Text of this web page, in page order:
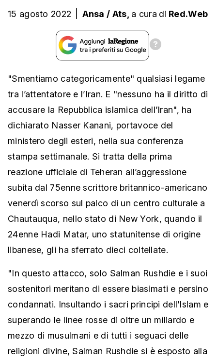
15 agosto 2022 Ansa / Ats, a cura di Red.Web
"Smentiamo categoricamente" qualsiasi legame
tra l’attentatore e l’Iran. E "nessuno ha il diritto di
accusare la Repubblica islamica dell’Iran", ha
dichiarato Nasser Kanani, portavoce del
ministero degli esteri, nella sua conferenza
stampa settimanale. Si tratta della prima
reazione ufficiale di Teheran all’aggressione
subita dal 75enne scrittore britannico-americano
venerdì scorso sul palco di un centro culturale a
Chautauqua, nello stato di New York, quando il
24enne Hadi Matar, uno statunitense di origine
libanese, gli ha sferrato dieci coltellate.
"In questo attacco, solo Salman Rushdie e i suoi
sostenitori meritano di essere biasimati e persino
condannati. Insultando i sacri principi dell’Islam e
superando le linee rosse di oltre un miliardo e
mezzo di musulmani e di tutti i seguaci delle
religioni divine, Salman Rushdie si è esposto alla